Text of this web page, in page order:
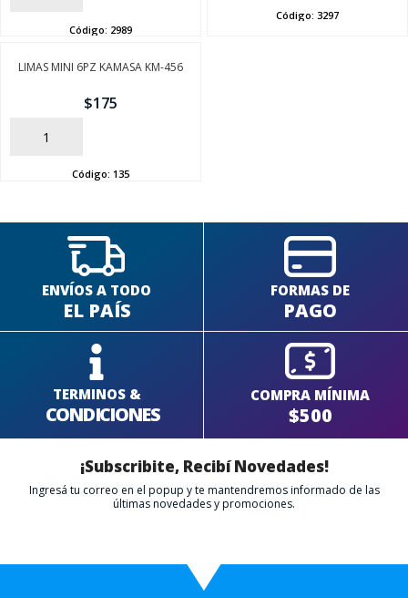
Código: 2989
Código: 3297
LIMAS MINI 6PZ KAMASA KM-456
$175
AÑADIR
Código: 135
ENVÍOS A TODO
EL PAÍS
FORMAS DE
PAGO
TERMINOS &
CONDICIONES
COMPRA MÍNIMA
$500
¡Subscribite, Recibí Novedades!
Ingresá tu correo en el popup y te mantendremos informado de las
últimas novedades y promociones.